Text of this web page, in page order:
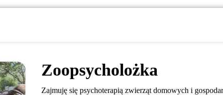
Zoopsycholożka
Zajmuję się psychoterapią zwierząt domowych i